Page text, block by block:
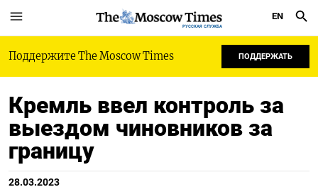
РУССКАЯ СЛУЖБА
EN
Поддержите The Moscow Times ПОДДЕРЖАТЬ
Кремль ввел контроль за
выездом чиновников за
границу
28.03.2023